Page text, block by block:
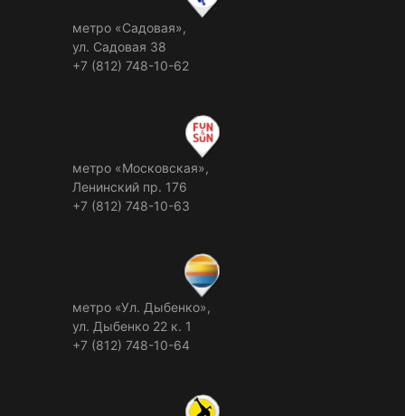
метро «Садовая»,
ул. Садовая 38
+7 (812) 748-10-62
метро «Московская»,
Ленинский пр. 176
+7 (812) 748-10-63
метро «Ул. Дыбенко»,
ул. Дыбенко 22 к. 1
+7 (812) 748-10-64